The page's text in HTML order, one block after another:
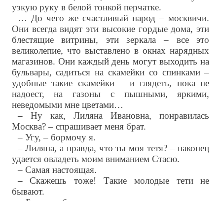
узкую руку в белой тонкой перчатке.
… До чего же счастливый народ – москвичи.
Они всегда видят эти высокие гордые дома, эти
блестящие витрины, эти зеркала – все это
великолепие, что выставлено в окнах нарядных
магазинов. Они каждый день могут выходить на
бульвары, садиться на скамейки со спинками –
удобные такие скамейки – и глядеть, пока не
надоест, на газоны с пышными, яркими,
неведомыми мне цветами…
– Ну как, Лиляна Ивановна, понравилась
Москва? – спрашивает меня брат.
– Угу, – бормочу я.
– Лиляна, а правда, что ты моя тетя? – наконец
удается овладеть моим вниманием Стасю.
– Самая настоящая.
– Скажешь тоже! Такие молодые тети не
бывают.